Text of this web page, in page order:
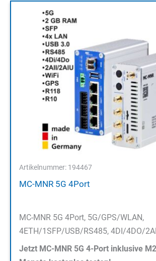
Artikelnummer: 194467
MC-MNR 5G 4Port
MC-MNR 5G 4Port, 5G/GPS/WLAN,
4ETH/1SFP/USB/RS485, 4DI/4DO/
Jetzt MC-MNR 5G 4-Port inklusive